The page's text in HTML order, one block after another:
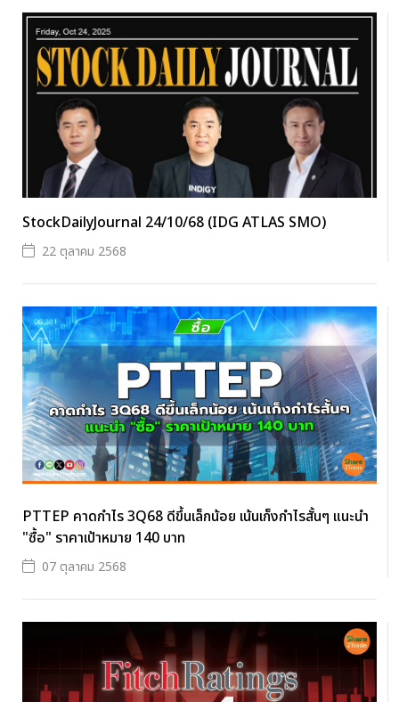
StockDailyJournal 24/10/68 (IDG ATLAS SMO)
22 ตุลาคม 2568
PTTEP คาดกำไร 3Q68 ดีขึ้นเล็กน้อย เน้นเก็งกำไรสั้นๆ แนะนำ
"ซื้อ" ราคาเป้าหมาย 140 บาท
07 ตุลาคม 2568